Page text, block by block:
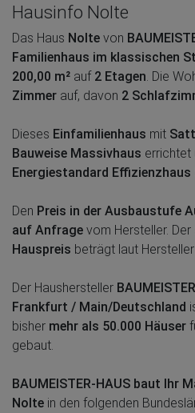
Hausinfo Nolte
Das Haus Nolte von
Familienhaus im klassischen
200,00 m² auf 2 Etagen . Die
Zimmer auf, davon 2
Dieses Einfamilienhaus mit
Bauweise Massivhaus errichtet
Energiestandard Effizienzhaus
Den Preis in der Ausbaustufe
auf Anfrage vom Hersteller. Der
Hauspreis beträgt laut Hersteller
Der Haushersteller
Frankfurt / Main/Deutschland
bisher mehr als 50.000 Häuser
gebaut.
BAUMEISTER-HAUS baut Ihr
Nolte in den folgenden